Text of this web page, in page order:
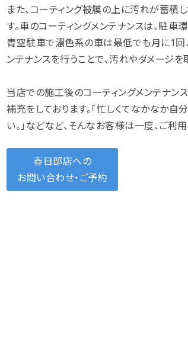
また、コーティング被膜の上に汚れが蓄積
す。車のコーティングメンテナンスは、駐
青空駐車で濃色系の車は最低でも月に1
ンテナンスを行うことで､汚れやダメージ
当店での施工後のコーティングメンテナン
補充をしております。「忙しくてなかなか
い。」などなど、そんなお客様は一度、ご利用
春日部店への
お問い合わせ・ご予約